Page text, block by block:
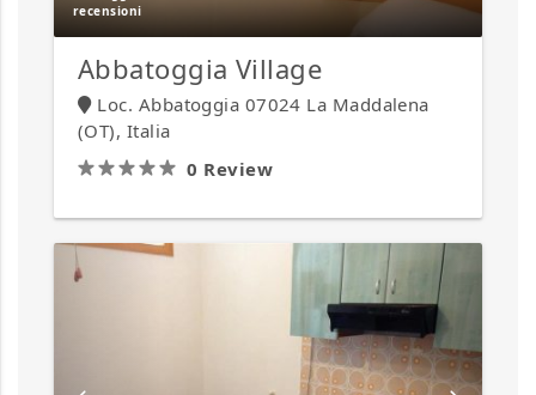
Abbatoggia Village
Loc. Abbatoggia 07024 La Maddalena
(OT), Italia
0 Review
Appartamenti